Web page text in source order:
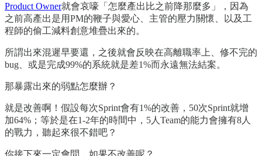
Product Owner就會哀嚎「怎麼產出比之前降那麼多」，因為
之前高產出是用PM的鞭子與愛心、主管的壓力關懷、以及工
程師的偷工減料創意堆疊出來的。
所謂出來混遲早要還，之後就會反映在高離職率上、修不完的
bug、或是完成99%的系統就是差1%而永遠無法結案。
那暴露出來的弱點怎麼辦？
就是改善啊！假設每次Sprint會有1%的改善，50次Sprint就增
加64%；等於是在1-2年的時間中，5人Team的能力會擁有8人
的戰力，聽起來很不錯吧？
你接下來一定會問，如果不改善呢？